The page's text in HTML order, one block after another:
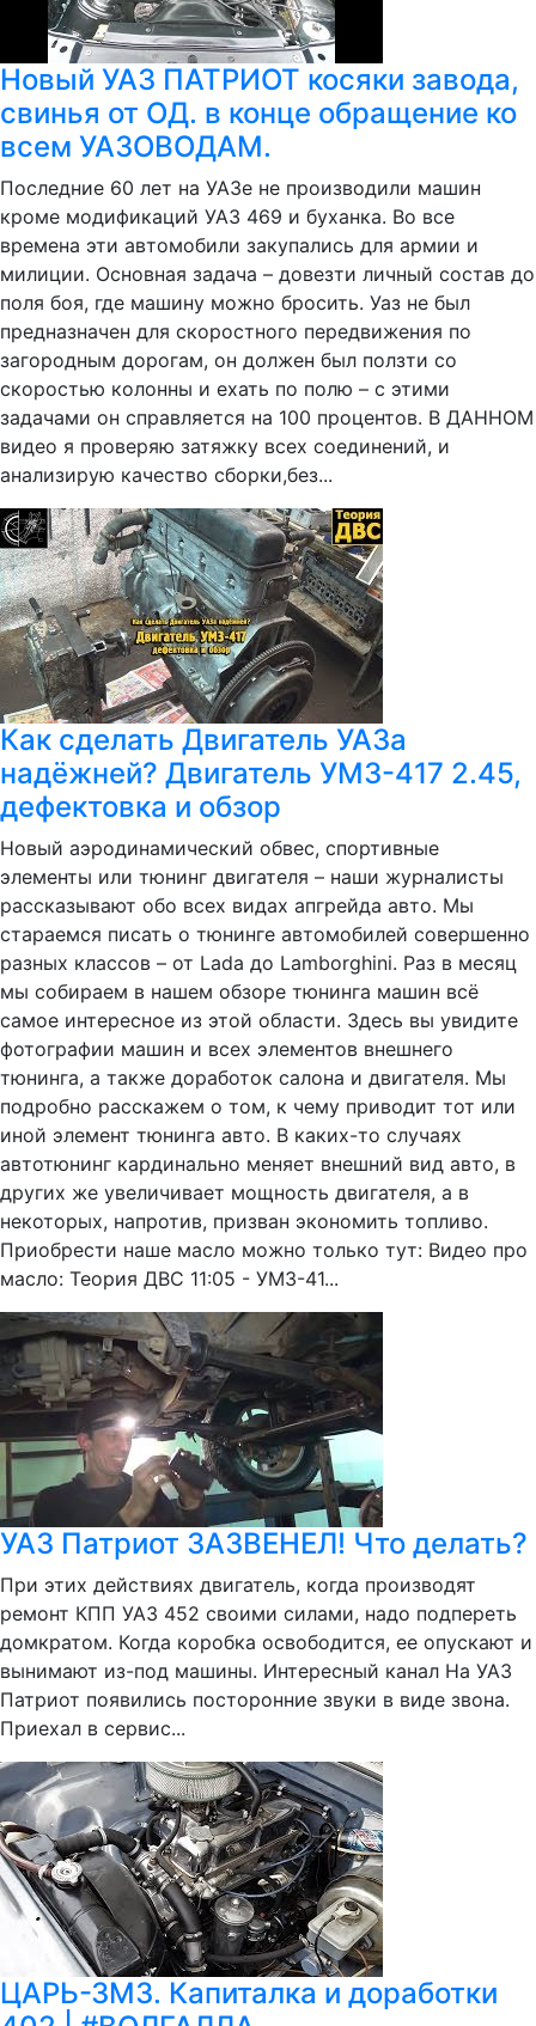
Новый УАЗ ПАТРИОТ косяки завода,
свинья от ОД. в конце обращение ко
всем УАЗОВОДАМ.
Последние 60 лет на УАЗе не производили машин
кроме модификаций УАЗ 469 и буханка. Во все
времена эти автомобили закупались для армии и
милиции. Основная задача – довезти личный состав до
поля боя, где машину можно бросить. Уаз не был
предназначен для скоростного передвижения по
загородным дорогам, он должен был ползти со
скоростью колонны и ехать по полю – с этими
задачами он справляется на 100 процентов. В ДАННОМ
видео я проверяю затяжку всех соединений, и
анализирую качество сборки,без...
Как сделать Двигатель УАЗа
надёжней? Двигатель УМЗ-417 2.45,
дефектовка и обзор
Новый аэродинамический обвес, спортивные
элементы или тюнинг двигателя – наши журналисты
рассказывают обо всех видах апгрейда авто. Мы
стараемся писать о тюнинге автомобилей совершенно
разных классов – от Lada до Lamborghini. Раз в месяц
мы собираем в нашем обзоре тюнинга машин всё
самое интересное из этой области. Здесь вы увидите
фотографии машин и всех элементов внешнего
тюнинга, а также доработок салона и двигателя. Мы
подробно расскажем о том, к чему приводит тот или
иной элемент тюнинга авто. В каких-то случаях
автотюнинг кардинально меняет внешний вид авто, в
других же увеличивает мощность двигателя, а в
некоторых, напротив, призван экономить топливо.
Приобрести наше масло можно только тут: Видео про
масло: Теория ДВС 11:05 - УМЗ-41...
УАЗ Патриот ЗАЗВЕНЕЛ! Что делать?
При этих действиях двигатель, когда производят
ремонт КПП УАЗ 452 своими силами, надо подпереть
домкратом. Когда коробка освободится, ее опускают и
вынимают из-под машины. Интересный канал На УАЗ
Патриот появились посторонние звуки в виде звона.
Приехал в сервис...
ЦАРЬ-ЗМЗ. Капиталка и доработки